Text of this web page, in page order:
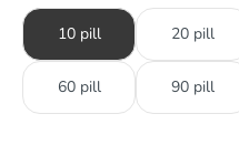
10 pill 20 pill
60 pill 90 pill